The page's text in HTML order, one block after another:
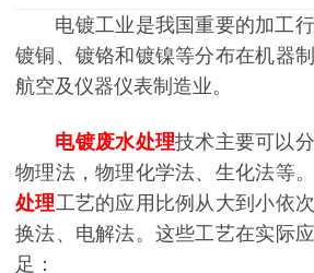
电镀工业是我国重要的加工
镀铜、镀铬和镀镍等分布在机器
航空及仪器仪表制造业。
电镀废水处理技术主要可以
物理法，物理化学法、生化法等
处理工艺的应用比例从大到小依
换法、电解法。这些工艺在实际
足：